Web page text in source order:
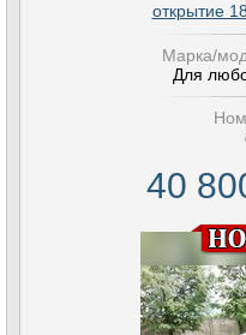
открытие
Марка/
Для
40